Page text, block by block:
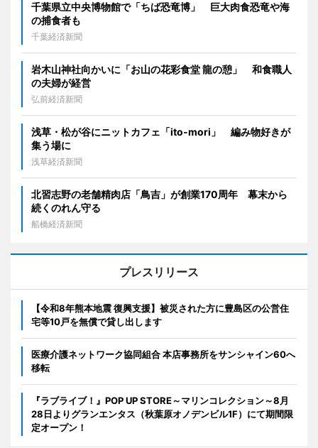
千葉県立中央博物館で「ちば恐竜博」 巨大肉食恐竜や海
の捕食者も
千葉経済新聞
岩木山神社向かいに「お山の花彩食堂 龍の憩」 和食職人
の夫婦が経営
弘前経済新聞
浅草・松が谷にニットカフェ「ito-mori」 編み物好きが
集う場に
浅草経済新聞
北習志野の老舗精肉店「鳥吉」が創業170周年 幕末から
続くのれん守る
船橋経済新聞
プレスリリース
【令和8年熊本地震 復興支援】被災された方に豊島区の公営住
宅等10戸を無償で貸し出します
医療介護ネットワーク協同組合 本店事務所をサンシャイン60へ
移転
『ラブライブ！』POP UP STORE～マリンコレクション～8月
28日よりグランエンタス（秋葉原オノデンビル1F）にて期間限
定オープン！